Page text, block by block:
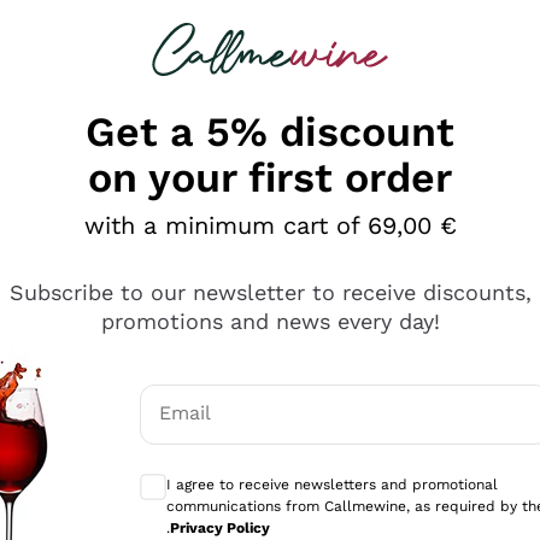
looking for
è male ma secondo me ci sono alternative che
Get a 5% discount
on your first order
with a minimum cart of 69,00 €
Subscribe to our newsletter to receive discounts,
promotions and news every day!
Email
I agree to receive newsletters and promotional
communications from Callmewine, as required by
.Privacy Policy